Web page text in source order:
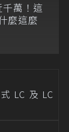
萬！這
麼這麼
LC及LC